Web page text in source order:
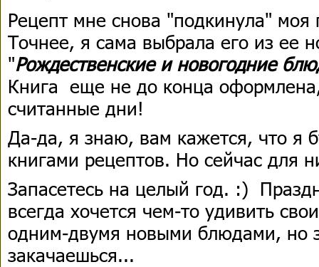
Рецепт мне снова "подкинула"
Точнее, я сама выбрала его из ее
"Рождественские и новогодние
Книга еще не до конца
считанные дни!
Да-да, я знаю, вам кажется, что я
книгами рецептов. Но сейчас для
Запасетесь на целый год. :)
всегда хочется чем-то удивить
одним-двумя новыми блюдами, но
закачаешься...